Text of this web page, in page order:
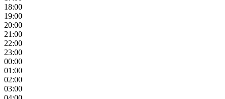
18:00
19:00
20:00
21:00
22:00
23:00
00:00
01:00
02:00
03:00